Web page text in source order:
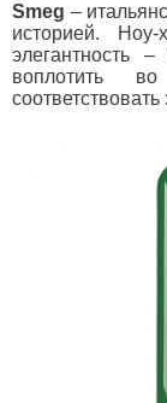
Smeg –
историей. Ноу-
элегантность
воплотить
соответствовать